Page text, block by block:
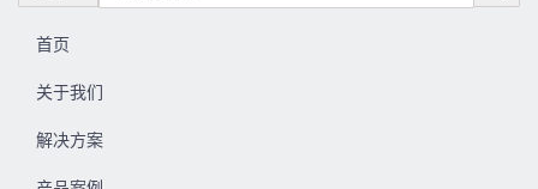
首页
关于我们
解决方案